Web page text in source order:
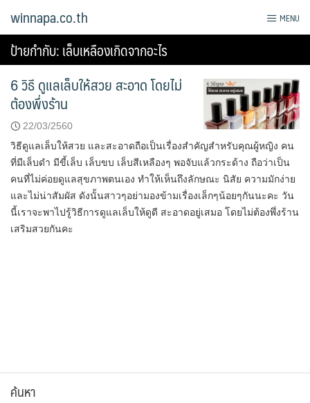
winnapa.co.th MENU
ป้ายกำกับ:เล็บเหลืองเกิดจากอะไร
6 วิธี ดูแลเล็บให้สวย สะอาด โดยไม่
ต้องพึ่งร้าน
22/03/2560
วิธีดูแลเล็บให้สวย และสะอาดถือเป็นเรื่องสำคัญสำหรับคุณผู้หญิง คน
ที่มีเล็บดำ มีขี้เล็บ เล็บขบ เล็บสีเหลืองๆ พอจับแล้วกระด้าง ถือว่าเป็น
คนที่ไม่ค่อยดูแลสุขภาพตนเอง ทำให้เห็นถึงลักษณะ นิสัย ความมักง่าย
และไม่น่าสัมผัส ดังนั้นสาวๆอย่ามองข้ามเรื่องเล็กๆน้อยๆกันนะคะ วัน
นี้เราจะพาไปรู้วิธีการดูแลเล็บให้ดูดี สะอาดอยู่เสมอ โดยไม่ต้องพึ่งร้าน
เสริมสวยกันคะ
ค้นหา